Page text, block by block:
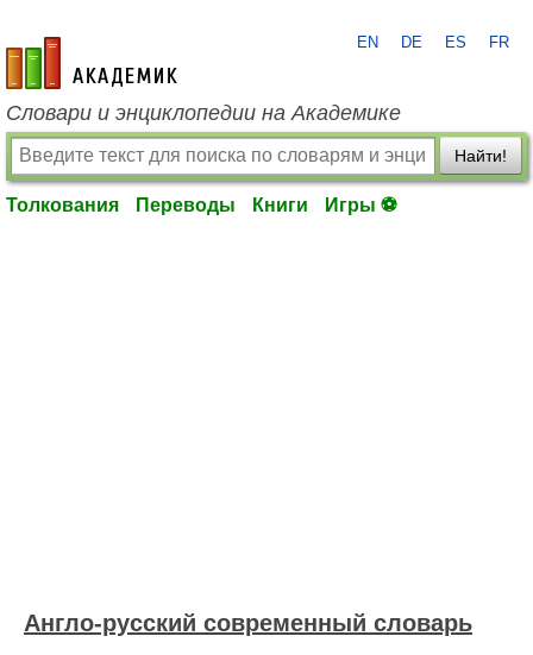
academic.ru
EN DE ES FR
Словари и энциклопедии на Академике
Найти!
Толкования Переводы Книги Игры ⚽
Англо-русский современный словарь